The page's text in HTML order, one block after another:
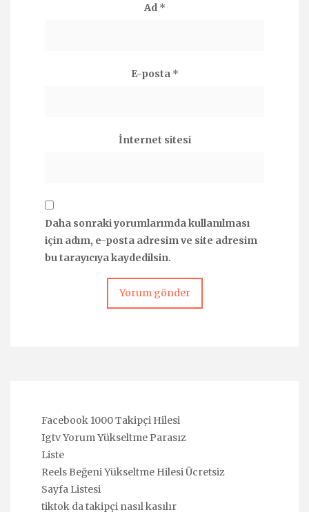
Ad *
E-posta *
İnternet sitesi
Daha sonraki yorumlarımda kullanılması
için adım, e-posta adresim ve site adresim
bu tarayıcıya kaydedilsin.
Facebook 1000 Takipçi Hilesi
Igtv Yorum Yükseltme Parasız
Liste
Reels Beğeni Yükseltme Hilesi Ücretsiz
Sayfa Listesi
tiktok da takipçi nasıl kasılır